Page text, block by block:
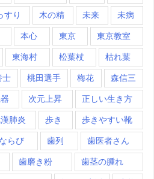
すり 木の精 未来 未病
本心 東京 東京教室
東海村 松葉杖 枯れ葉
士 桃田選手 梅花 森信三
次元上昇 正しい生き方
肺炎 歩き 歩きやすい靴
らび 歯列 歯医者さん
歯磨き粉 歯茎の腫れ